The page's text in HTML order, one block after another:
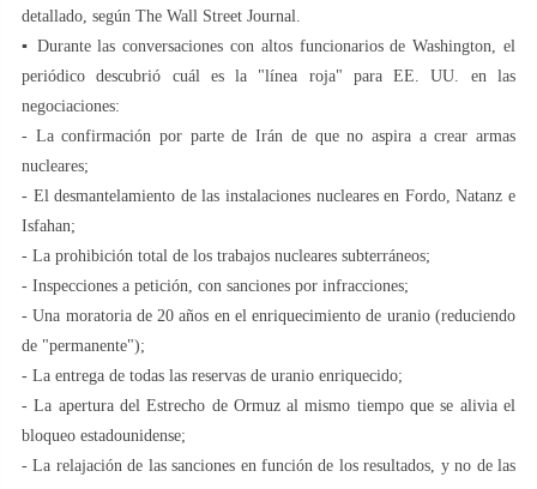
detallado, según The Wall Street Journal.
▪️ Durante las conversaciones con altos funcionarios de Washington, el
periódico descubrió cuál es la "línea roja" para EE. UU. en las
negociaciones:
- La confirmación por parte de Irán de que no aspira a crear armas
nucleares;
- El desmantelamiento de las instalaciones nucleares en Fordo, Natanz e
Isfahan;
- La prohibición total de los trabajos nucleares subterráneos;
- Inspecciones a petición, con sanciones por infracciones;
- Una moratoria de 20 años en el enriquecimiento de uranio (reduciendo
de "permanente");
- La entrega de todas las reservas de uranio enriquecido;
- La apertura del Estrecho de Ormuz al mismo tiempo que se alivia el
bloqueo estadounidense;
- La relajación de las sanciones en función de los resultados, y no de las